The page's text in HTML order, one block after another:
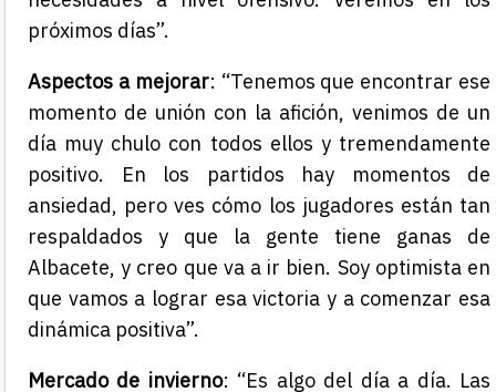
próximos días”.
Aspectos a mejorar: “Tenemos que encontrar ese
momento de unión con la afición, venimos de un
día muy chulo con todos ellos y tremendamente
positivo. En los partidos hay momentos de
ansiedad, pero ves cómo los jugadores están tan
respaldados y que la gente tiene ganas de
Albacete, y creo que va a ir bien. Soy optimista en
que vamos a lograr esa victoria y a comenzar esa
dinámica positiva”.
Mercado de invierno: “Es algo del día a día. Las